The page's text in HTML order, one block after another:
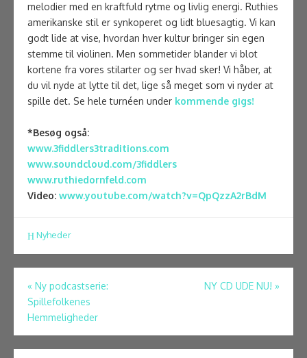
melodier med en kraftfuld rytme og livlig energi. Ruthies
amerikanske stil er synkoperet og lidt bluesagtig. Vi kan
godt lide at vise, hvordan hver kultur bringer sin egen
stemme til violinen. Men sommetider blander vi blot
kortene fra vores stilarter og ser hvad sker! Vi håber, at
du vil nyde at lytte til det, lige så meget som vi nyder at
spille det. Se hele turnéen under kommende gigs!
*Besøg også:
www.3fiddlers3traditions.com
www.soundcloud.com/3fiddlers
www.ruthiedornfeld.com
Video: www.youtube.com/watch?v=QpQzzA2rBdM
Nyheder
Indlægsnavigation
« Ny podcastserie:
Spillefolkenes
Hemmeligheder
NY CD UDE NU! »